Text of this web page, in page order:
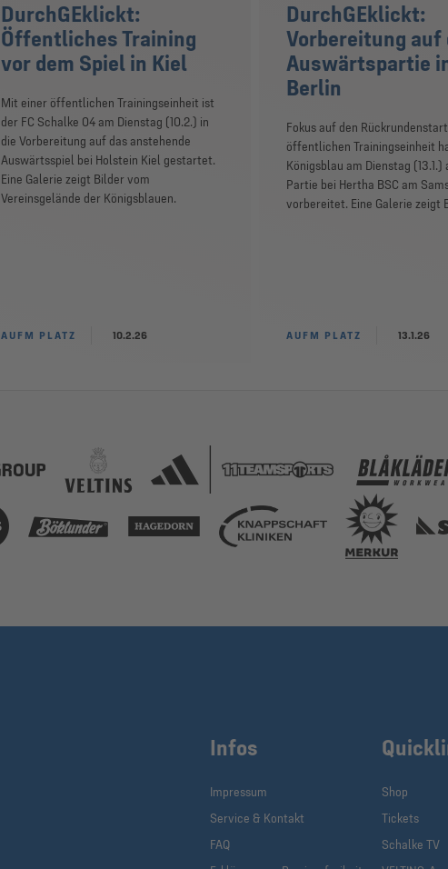
DurchGEklickt:
Öffentliches Training
vor dem Spiel in Kiel
Mit einer öffentlichen Trainingseinheit ist
der FC Schalke 04 am Dienstag (10.2.) in
die Vorbereitung auf das anstehende
Auswärtsspiel bei Holstein Kiel gestartet.
Eine Galerie zeigt Bilder vom
Vereinsgelände der Königsblauen.
AUFM PLATZ 10.2.26
DurchGEklickt:
Vorbereitung auf
Auswärtspartie
Berlin
Fokus auf den
öffentlichen Trainingseinheit
Königsblau am Dienstag (13.1.)
Partie bei Hertha BSC am
vorbereitet. Eine Galerie zeigt
AUFM PLATZ 13.1.26
Infos
Impressum
Service & Kontakt
FAQ
Shop
Tickets
Schalke TV